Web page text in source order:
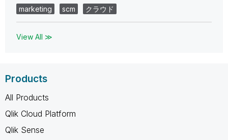
marketing
scm クラウド
View All ≫
Products
All Products
Qlik Cloud Platform
Qlik Sense